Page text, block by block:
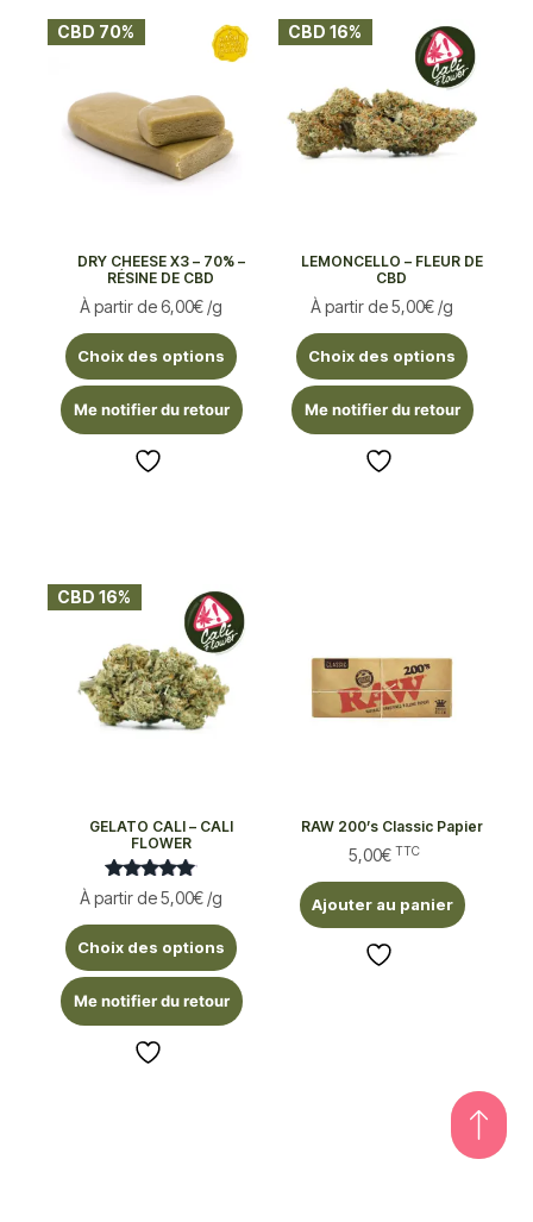
CBD 70%
DRY CHEESE X3 – 70% –
RÉSINE DE CBD
À partir de6,00€ /g
Choix des options
Me notifier du retour
CBD 16%
LEMONCELLO – FLEUR DE
CBD
À partir de5,00€ /g
Choix des options
Me notifier du retour
CBD 16%
GELATO CALI – CALI
FLOWER
Note
5.00
sur 5
À partir de5,00€ /g
Choix des options
Me notifier du retour
RAW 200’s Classic Papier
5,00€ TTC
Ajouter au panier